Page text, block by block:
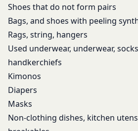
Shoes that do not form pairs
Bags, and shoes with peeling
Rags, string, hangers
Used underwear, underwear,
handkerchiefs
Kimonos
Diapers
Masks
Non-clothing dishes, kitchen
し、無償、地域無限定、非独占的
可能かつ譲渡可能な使用、複製、
の作成、表示および実行（以下「
す。）に関する権利を付与するも
会員は、提供物について、自らが
適法な権利を有していることおよ
の権利を侵害していないことにつ
とします。
会員は、当社および当社から提供
または使用許諾を受けた第三者